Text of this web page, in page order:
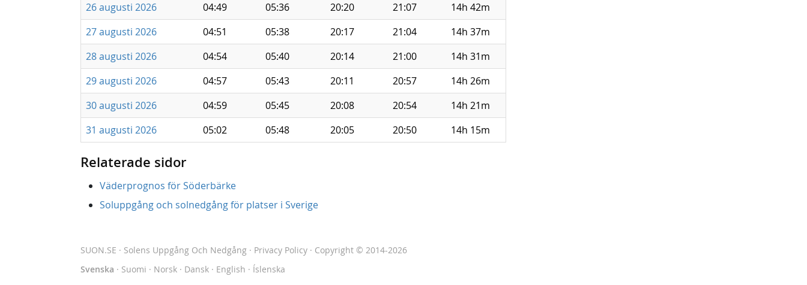
26 augusti 2026
04:49 05:36 20:20 21:07
14h 42m
27 augusti 2026
04:51 05:38 20:17 21:04
14h 37m
28 augusti 2026
04:54 05:40 20:14 21:00
14h 31m
29 augusti 2026
04:57 05:43 20:11 20:57
14h 26m
30 augusti 2026
04:59 05:45 20:08 20:54
14h 21m
31 augusti 2026
05:02 05:48 20:05 20:50 14h 15m
Relaterade sidor
Väderprognos för Söderbärke
Soluppgång och solnedgång för platser i Sverige
SUON.SE · Solens Uppgång Och Nedgång · Privacy Policy · Copyright © 2014-2026
Svenska · Suomi · Norsk · Dansk · English · Íslenska